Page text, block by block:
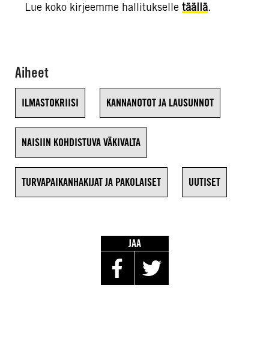
Lue koko kirjeemme hallitukselle täällä.
Aiheet
ILMASTOKRIISI KANNANOTOT JA LAUSUNNOT
NAISIIN KOHDISTUVA VÄKIVALTA
TURVAPAIKANHAKIJAT JA PAKOLAISET UUTISET
JAA